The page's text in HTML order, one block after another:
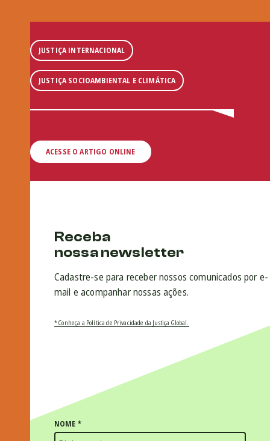
JUSTIÇA INTERNACIONAL
JUSTIÇA SOCIOAMBIENTAL E CLIMÁTICA
ACESSE O ARTIGO ONLINE
Receba
nossa newsletter
Cadastre-se para receber nossos comunicados por e-
mail e acompanhar nossas ações.
* Conheça a Política de Privacidade da Justiça Global.
NOME *